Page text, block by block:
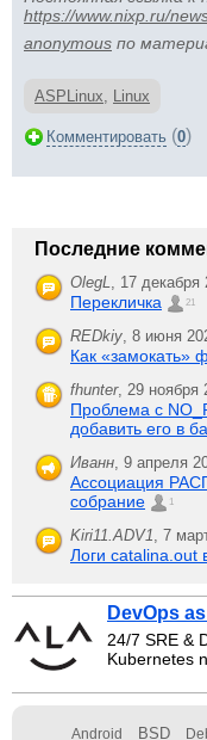
https://www.nixp.ru/
anonymous по
ASPLinux, Linux
Комментировать (0)
Последние
OlegL, 17
Перекличка 21
REDkiy, 8 июня
Как «замокать»
fhunter, 29 ноября
Проблема с
добавить его в
Иванн, 9 апреля
Ассоциация
собрание
1
Kiri11.ADV1, 7
Логи catalina.out
DevOps
24/7 SRE &
Kubernetes
Android BSD